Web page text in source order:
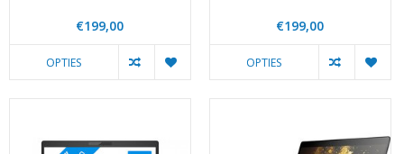
€199,00
OPTIES
€199,00
OPTIES